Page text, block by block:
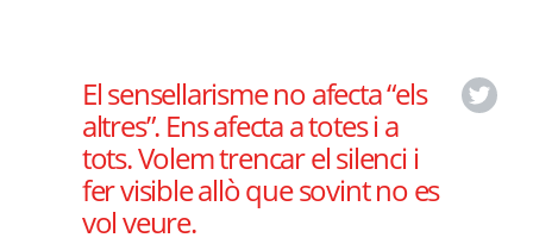
El sensellarisme no afecta “els
altres”. Ens afecta a totes i a
tots. Volem trencar el silenci i
fer visible allò que sovint no es
vol veure.